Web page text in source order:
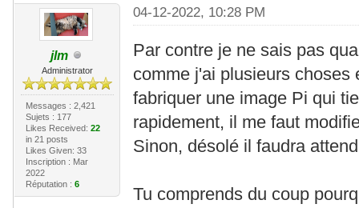
jlm
Administrator
Messages : 2,421
Sujets : 177
Likes Received: 22
in 21 posts
Likes Given: 33
Inscription : Mar
2022
Réputation : 6
04-12-2022, 10:28 PM
Par contre je ne sais pas
comme j'ai plusieurs choses
fabriquer une image Pi qui
rapidement, il me faut
Sinon, désolé il faudra
Tu comprends du coup